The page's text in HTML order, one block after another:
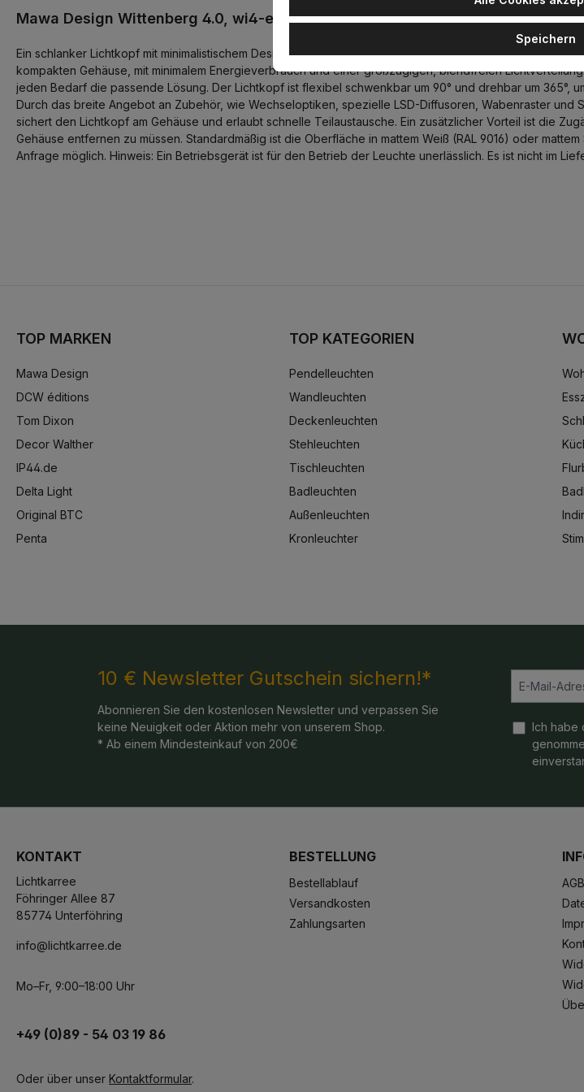
Mawa Design Wittenberg 4.0, wi4-eb-1r-db Einbaustrahler, Schwarz matt,
Ein schlanker Lichtkopf mit minimalistischem Design, frei von sichtbaren Schrauben, bewahrt seine
kompakten Gehäuse, mit minimalem Energieverbrauch und einer großzügigen, blendfreien
jeden Bedarf die passende Lösung. Der Lichtkopf ist flexibel schwenkbar um 90° und drehbar um
Durch das breite Angebot an Zubehör, wie Wechseloptiken, spezielle LSD-Diffusoren, Wabenraster und
sichert den Lichtkopf am Gehäuse und erlaubt schnelle Teilaustausche. Ein zusätzlicher Vorteil ist die
Gehäuse entfernen zu müssen. Standardmäßig ist die Oberfläche in mattem Weiß (RAL 9016) oder
Anfrage möglich. Hinweis: Ein Betriebsgerät ist für den Betrieb der Leuchte unerlässlich. Es ist nicht im
TOP MARKEN
Mawa Design
DCW éditions
Tom Dixon
Decor Walther
IP44.de
Delta Light
Original BTC
Penta
TOP KATEGORIEN
Pendelleuchten
Wandleuchten
Deckenleuchten
Stehleuchten
Tischleuchten
Badleuchten
Außenleuchten
Kronleuchter
10 € Newsletter Gutschein sichern!*
Abonnieren Sie den kostenlosen Newsletter und verpassen Sie
keine Neuigkeit oder Aktion mehr von unserem Shop.
* Ab einem Mindesteinkauf von 200€
Ich habe
KONTAKT
Lichtkarree
Föhringer Allee 87
85774 Unterföhring
info@lichtkarree.de
Mo–Fr, 9:00–18:00 Uhr
+49 (0)89 - 54 03 19 86
Oder über unser Kontaktformular.
BESTELLUNG
Bestellablauf
Versandkosten
Zahlungsarten
AGB
Speichern